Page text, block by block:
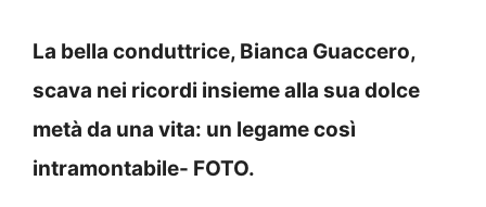
La bella conduttrice, Bianca Guaccero,
scava nei ricordi insieme alla sua dolce
metà da una vita: un legame così
intramontabile- FOTO.